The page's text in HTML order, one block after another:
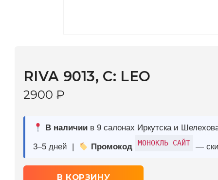
3–5 дней | Промокод
В КОРЗИНУ